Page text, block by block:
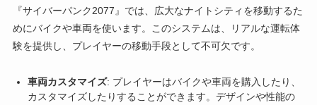
『サイバーパンク2077』では、広大なナイトシティを移動するた
めにバイクや車両を使います。このシステムは、リアルな運転体
験を提供し、プレイヤーの移動手段として不可欠です。
車両カスタマイズ: プレイヤーはバイクや車両を購入したり、
カスタマイズしたりすることができます。デザインや性能の